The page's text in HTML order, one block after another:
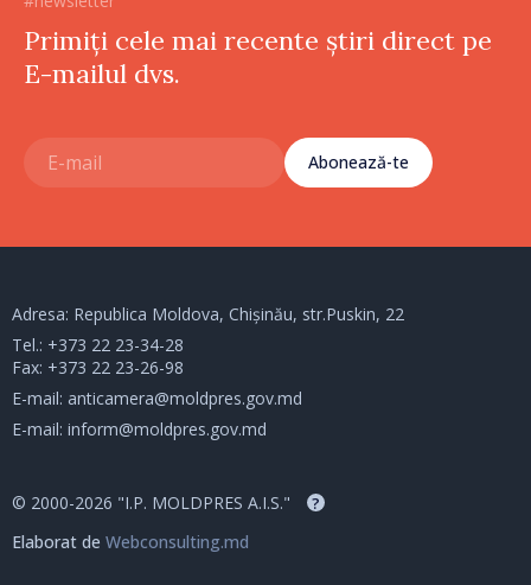
Primiți cele mai recente știri direct pe
E-mailul dvs.
Abonează-te
Adresa: Republica Moldova, Chișinău, str.Puskin, 22
Tel.: +373 22 23-34-28
Fax: +373 22 23-26-98
E-mail: anticamera@moldpres.gov.md
E-mail: inform@moldpres.gov.md
© 2000-2026 "I.P. MOLDPRES A.I.S." ?
Elaborat de Webconsulting.md